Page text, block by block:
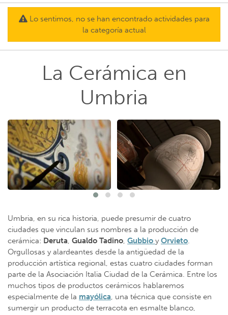
Lo sentimos, no se han encontrado actividades para
la categoría actual
La Cerámica en
Umbria
Umbria, en su rica historia, puede presumir de cuatro
ciudades que vinculan sus nombres a la producción de
cerámica: Deruta, Gualdo Tadino, Gubbio y Orvieto.
Orgullosas y alardeantes desde la antigüedad de la
producción artística regional, estas cuatro ciudades forman
parte de la Asociación Italia Ciudad de la Cerámica. Entre los
muchos tipos de productos cerámicos hablaremos
especialmente de la mayólica, una técnica que consiste en
sumergir un producto de terracota en esmalte blanco,